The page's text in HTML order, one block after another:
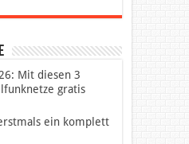
Mit diesen 3
gratis
ein komplett